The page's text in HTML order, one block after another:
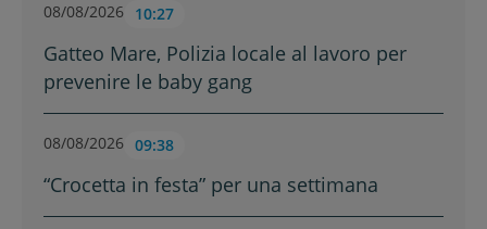
08/08/2026 10:27
Gatteo Mare, Polizia locale al lavoro per
prevenire le baby gang
08/08/2026 09:38
“Crocetta in festa” per una settimana